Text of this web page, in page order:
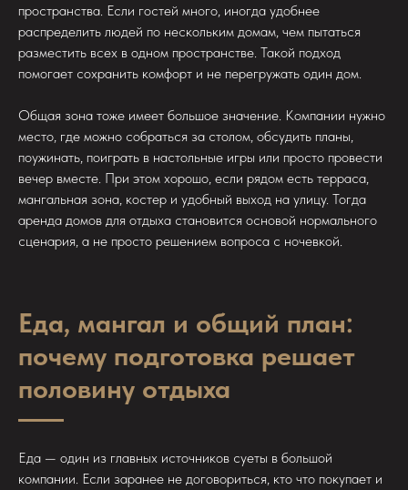
пространства. Если гостей много, иногда удобнее
распределить людей по нескольким домам, чем пытаться
разместить всех в одном пространстве. Такой подход
помогает сохранить комфорт и не перегружать один дом.
Общая зона тоже имеет большое значение. Компании нужно
место, где можно собраться за столом, обсудить планы,
поужинать, поиграть в настольные игры или просто провести
вечер вместе. При этом хорошо, если рядом есть терраса,
мангальная зона, костер и удобный выход на улицу. Тогда
аренда домов для отдыха становится основой нормального
сценария, а не просто решением вопроса с ночевкой.
Еда, мангал и общий план:
почему подготовка решает
половину отдыха
Еда — один из главных источников суеты в большой
компании. Если заранее не договориться, кто что покупает и